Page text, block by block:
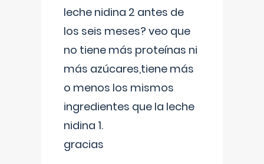
leche nidina 2 antes de
los seis meses? veo que
no tiene más proteínas ni
más azúcares,tiene más
o menos los mismos
ingredientes que la leche
nidina 1.
gracias